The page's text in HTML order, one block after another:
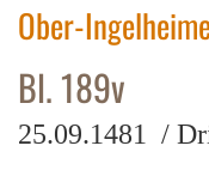
Ober-
Bl. 189v
25.09.1481 /